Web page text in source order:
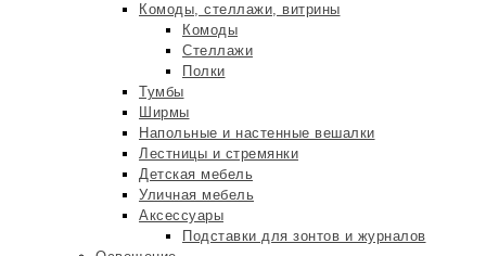
Комоды, стеллажи, витрины
Комоды
Стеллажи
Полки
Тумбы
Ширмы
Напольные и настенные вешалки
Лестницы и стремянки
Детская мебель
Уличная мебель
Аксессуары
Подставки для зонтов и журналов